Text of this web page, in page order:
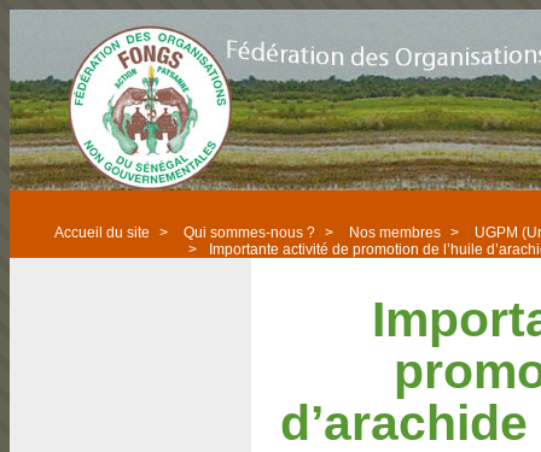
Accueil du site > Qui sommes-nous ? > Nos membres >
UGPM
>
Importante activité de promotion de l’huile